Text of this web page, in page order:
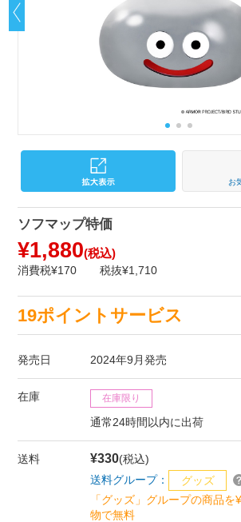
お
ソフマップ特価
¥1,880(税込)
消費税¥170 税抜¥1,710
19ポイントサービス
発売日 2024年9月発売
在庫 在庫限り
通常24時間以内に出荷
送料 ¥330(税込)
送料グループ：
グッズ
「グッズ」グループの商品
物で無料